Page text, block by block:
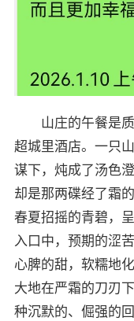
山庄的午餐是
超城里酒店。一只
谋下，炖成了汤色
却是那两碟经了霜
春夏招摇的青碧，
入口中，预期的涩
心脾的甜，软糯地
大地在严霜的刀刃
种沉默的、倔强的